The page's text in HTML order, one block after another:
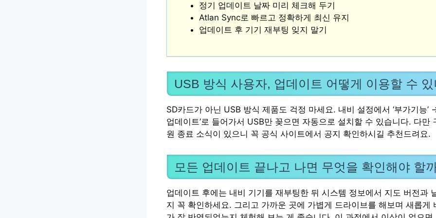
정기 업데이트 날짜 미리 체크해 두기
Atlan Sync로 빠르고 정확하게 최신 유지
업데이트 후 기기 재부팅 잊지 말기
USB 방식 사용자, 업데이트 어떻게 이용할 수
SD카드가 아닌 USB 방식 제품도 걱정 마세요. 내비 설정에서 ‘부가기능’
업데이트’로 들어가서 USB만 꽂으면 자동으로 설치할 수 있습니다. 다만
원 종료 소식이 있으니 꼭 공식 사이트에서 공지 확인하시길 추천드려요.
모든 업데이트 끝나고 나면 무엇을 확인해야 할
업데이트 후에는 내비 기기를 재부팅한 뒤 시스템 정보에서 지도 버전과
지 꼭 확인하세요. 그리고 가까운 곳에 가볍게 드라이브를 해보며 새롭게